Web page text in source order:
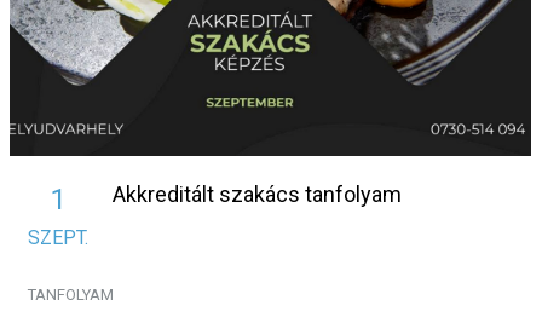
1
SZEPT.
Akkreditált szakács tanfolyam
TANFOLYAM